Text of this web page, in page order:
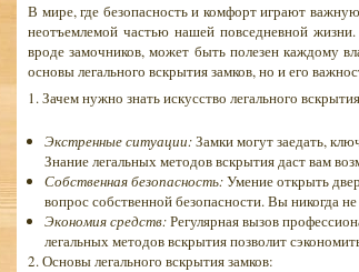
В мире, где безопасность и комфорт играют
неотъемлемой частью нашей повседневной
вроде замочников, может быть полезен каждому
основы легального вскрытия замков, но и его
1. Зачем нужно знать искусство легального
Экстренные ситуации:Замки могут заедать,
Знание легальных методов вскрытия даст вам
Собственная безопасность:Умение открыть
вопрос собственной безопасности. Вы никогда
Экономия средств:Регулярная вызов
легальных методов вскрытия позволит
2. Основы легального вскрытия замков: